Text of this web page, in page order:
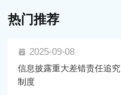
热门推荐
2025-09-08
信息披露重大差错责任追究
制度